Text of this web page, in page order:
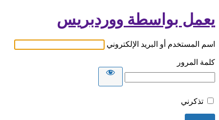
يعمل بواسطة ووردبريس
اسم المستخدم أو البريد الإلكتروني
كلمة المرور
تذكرني